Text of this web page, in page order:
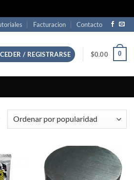
Facturacion Contacto
/ REGISTRARSE $0.00 0